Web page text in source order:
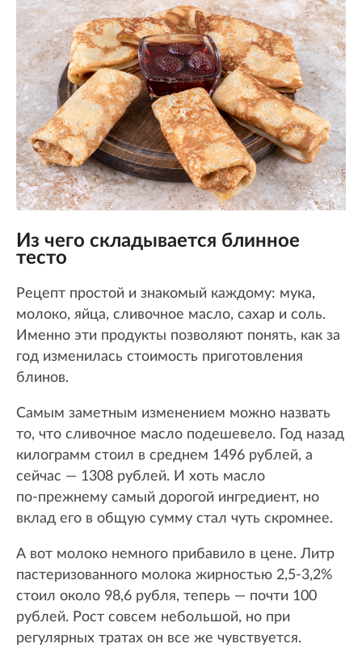
Из чего складывается блинное
тесто
Рецепт простой и знакомый каждому: мука,
молоко, яйца, сливочное масло, сахар и соль.
Именно эти продукты позволяют понять, как за
год изменилась стоимость приготовления
блинов.
Самым заметным изменением можно назвать
то, что сливочное масло подешевело. Год назад
килограмм стоил в среднем 1496 рублей, а
сейчас — 1308 рублей. И хоть масло
по‑прежнему самый дорогой ингредиент, но
вклад его в общую сумму стал чуть скромнее.
А вот молоко немного прибавило в цене. Литр
пастеризованного молока жирностью 2,5-3,2%
стоил около 98,6 рубля, теперь — почти 100
рублей. Рост совсем небольшой, но при
регулярных тратах он все же чувствуется.